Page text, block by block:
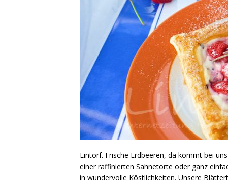
Lintorf. Frische Erdbeeren, da kommt bei
einer raffinierten Sahnetorte oder ganz
in wundervolle Köstlichkeiten. Unsere